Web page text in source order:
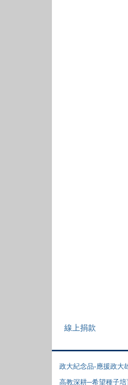
線上捐款
政大紀念品-應援政大
高教深耕─希望種子